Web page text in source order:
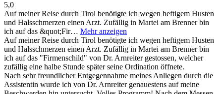
5,0
Auf meiner Reise durch Tirol benötigte ich wegen heftigem Husten
und Halsschmerzen einen Arzt. Zufällig in Martei am Brenner bin
ich auf das &quot;Fir… Mehr anzeigen
Auf meiner Reise durch Tirol benötigte ich wegen heftigem Husten
und Halsschmerzen einen Arzt. Zufällig in Martei am Brenner bin
ich auf das "Firmenschild" von Dr. Arnreiter gestossen, welcher
zufällig eine halbe Stunde später seine Ordination öffnete.
Nach sehr freundlicher Entgegennahme meines Anliegen durch die
Assistentin wurde ich von Dr. Arnreiter genauestens auf meine